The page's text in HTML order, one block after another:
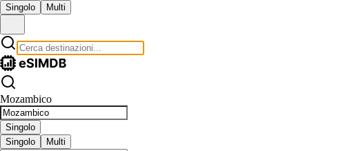
Singolo Multi
Mozambico
Singolo
Singolo
Multi